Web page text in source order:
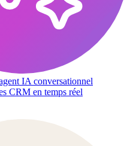
IA conversationnel
CRM en temps réel